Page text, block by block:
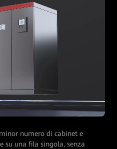
numero di cabinet e
su una fila singola, senza